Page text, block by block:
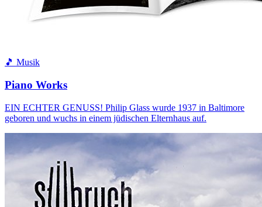
🎵 Musik
Piano Works
EIN ECHTER GENUSS! Philip Glass wurde 1937 in Baltimore
geboren und wuchs in einem jüdischen Elternhaus auf.